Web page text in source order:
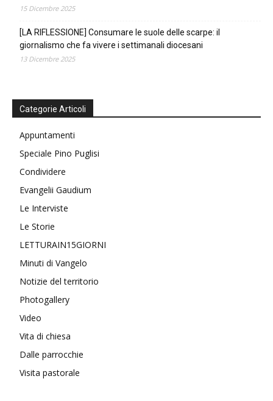
15 Dicembre 2025
[LA RIFLESSIONE] Consumare le suole delle scarpe: il
giornalismo che fa vivere i settimanali diocesani
13 Dicembre 2025
Categorie Articoli
Appuntamenti
Speciale Pino Puglisi
Condividere
Evangelii Gaudium
Le Interviste
Le Storie
LETTURAIN15GIORNI
Minuti di Vangelo
Notizie del territorio
Photogallery
Video
Vita di chiesa
Dalle parrocchie
Visita pastorale